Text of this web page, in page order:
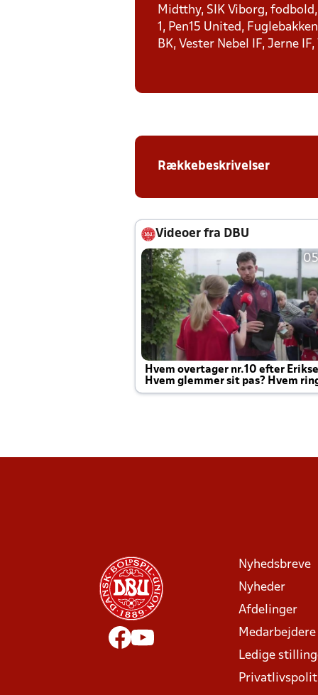
Midtthy, SIK Viborg,
1, Pen15 United,
BK, Vester Nebel IF, Jerne
Rækkebeskrivelser
Videoer fra DBU
Hvem overtager nr.10 efter
Hvem glemmer sit pas? Hvem
Joachim altid til efter kampe?
Nyhedsbreve
Nyheder
Afdelinger
Medarbejdere
Ledige